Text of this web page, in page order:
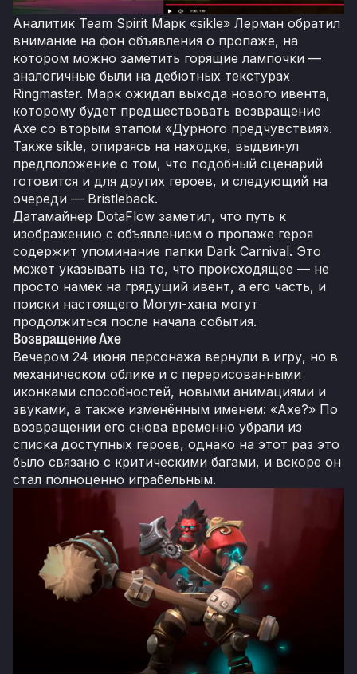
Аналитик Team Spirit Марк «sikle» Лерман обратил
внимание на фон объявления о пропаже, на
котором можно заметить горящие лампочки —
аналогичные были на дебютных текстурах
Ringmaster. Марк ожидал выхода нового ивента,
которому будет предшествовать возвращение
Axe со вторым этапом «Дурного предчувствия».
Также sikle, опираясь на находке, выдвинул
предположение о том, что подобный сценарий
готовится и для других героев, и следующий на
очереди — Bristleback.
Датамайнер DotaFlow заметил, что путь к
изображению с объявлением о пропаже героя
содержит упоминание папки Dark Carnival. Это
может указывать на то, что происходящее — не
просто намёк на грядущий ивент, а его часть, и
поиски настоящего Могул-хана могут
продолжиться после начала события.
Возвращение Axe
Вечером 24 июня персонажа вернули в игру, но в
механическом облике и с перерисованными
иконками способностей, новыми анимациями и
звуками, а также изменённым именем: «Axe?» По
возвращении его снова временно убрали из
списка доступных героев, однако на этот раз это
было связано с критическими багами, и вскоре он
стал полноценно играбельным.